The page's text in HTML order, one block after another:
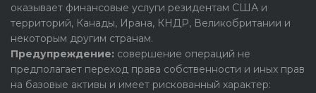
оказывает финансовые услуги резидентам США и
территорий, Канады, Ирана, КНДР, Великобритании и
некоторым другим странам.
Предупреждение: cовершение операций не
предполагает переход права собственности и иных прав
на базовые активы и имеет рискованный характер: